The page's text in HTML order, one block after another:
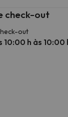
check-out
out
10:00 h às 10:00